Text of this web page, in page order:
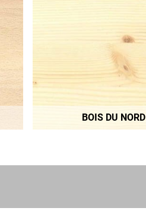
BOIS DU NORD